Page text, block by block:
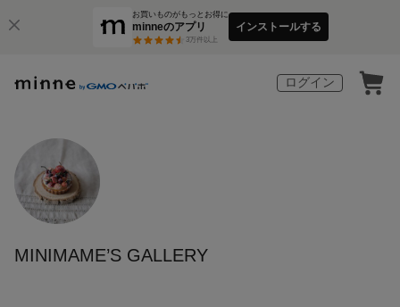
お買いものがもっとお得に
minneのアプリ
3万件以上
インストールする
ログイン
MINIMAME’S GALLERY